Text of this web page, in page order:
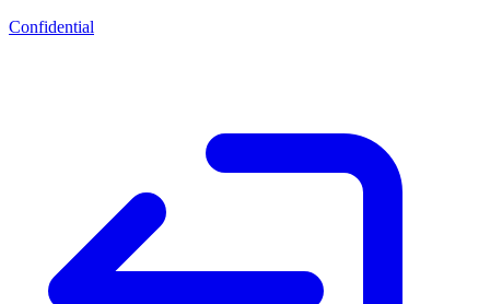
Confidential